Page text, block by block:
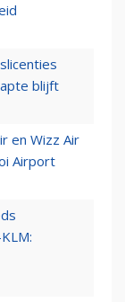
blijft
en Wizz Air
Airport